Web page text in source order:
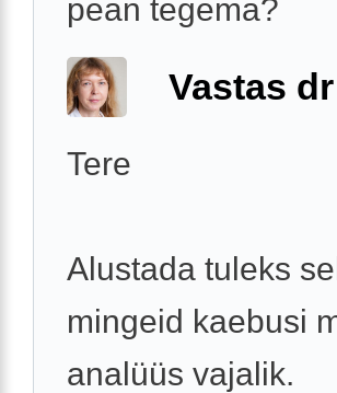
pean tegema?
Vastas
Tere
Alustada tuleks
mingeid kaebusi
analüüs vajalik.